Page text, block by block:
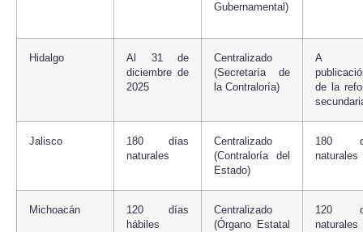
Gubernamental)
Hidalgo
Al 31 de
diciembre de
2025
Centralizado
(Secretaría de
la Contraloría)
A
de la
Jalisco
180 días
naturales
Centralizado
(Contraloría del
Estado)
180
naturales
Michoacán
120 días
hábiles
Centralizado
(Órgano Estatal
120
naturales